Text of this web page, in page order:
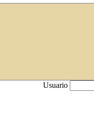
Usuario